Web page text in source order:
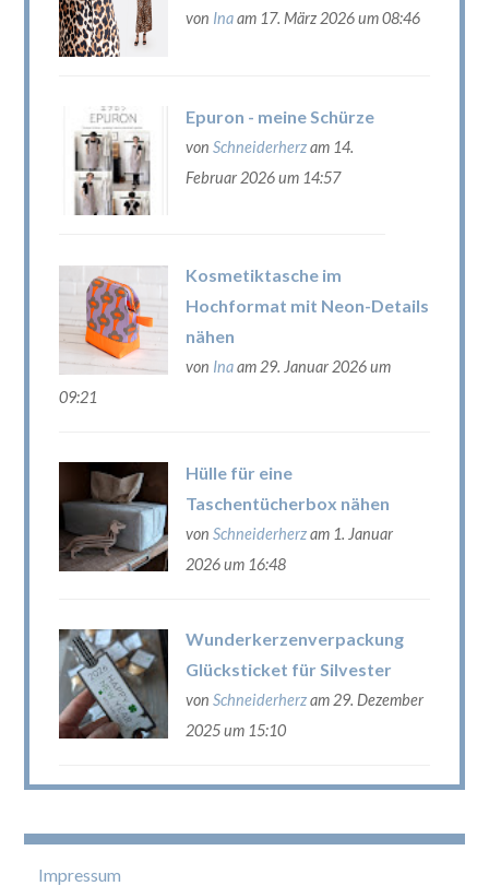
von Inaam 17. März 2026 um 08:46
Epuron - meine Schürze
von Schneiderherzam 14.
Februar 2026 um 14:57
Kosmetiktasche im
Hochformat mit Neon-Details
nähen
von Inaam 29. Januar 2026 um
09:21
Hülle für eine
Taschentücherbox nähen
von Schneiderherzam 1. Januar
2026 um 16:48
Wunderkerzenverpackung
Glücksticket für Silvester
von Schneiderherzam 29. Dezember
2025 um 15:10
Impressum